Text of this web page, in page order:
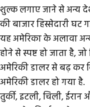
शुल्क लगाए जाने से अन्य
की बाजार हिस्सेदारी घट
यह अमेरिका के अलावा
होने से स्पष्ट हो जाता है,
अमेरिकी डालर से बढ़ कर
अमेरिकी डालर हो गया है.
तुर्की, इटली, चिली,